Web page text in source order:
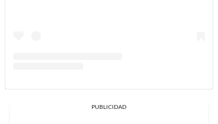
PUBLICIDAD